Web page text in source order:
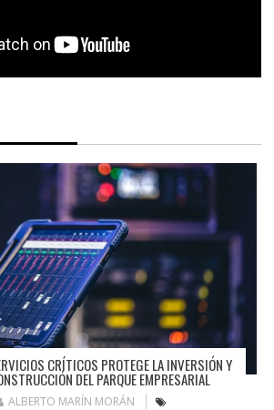
CRÍTICOS PROTEGE LA INVERSIÓN Y
DEL PARQUE EMPRESARIAL
ALBERTO MARÍN MORÁN